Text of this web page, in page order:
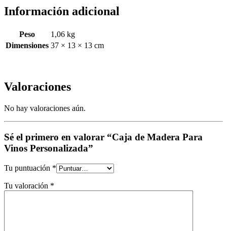
Información adicional
Peso
1,06 kg
Dimensiones 37 × 13 × 13 cm
Valoraciones
No hay valoraciones aún.
Sé el primero en valorar “Caja de Madera Para
Vinos Personalizada”
Tu puntuación *
Tu valoración *